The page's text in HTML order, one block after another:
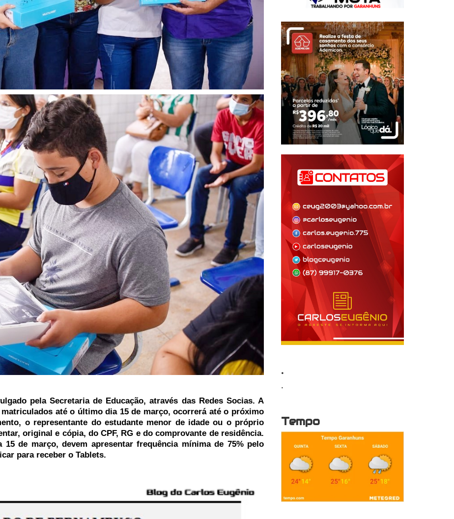
pela Secretaria de Educação, através das Redes Socias. A
até o último dia 15 de março, ocorrerá até o próximo
o representante do estudante menor de idade ou o próprio
original e cópia, do CPF, RG e do comprovante de residência.
de março, devem apresentar frequência mínima de 75% pelo
para receber o Tablets.
.
.
Tempo